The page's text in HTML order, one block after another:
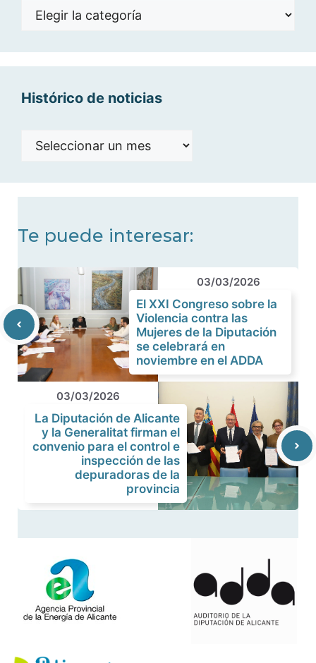
Noticias
Histórico de noticias
Histórico
Te puede interesar:
03/03/2026
El XXI Congreso sobre la
Violencia contra las
Mujeres de la Diputación
se celebrará en
noviembre en el ADDA
03/03/2026
La Diputación de Alicante
y la Generalitat firman el
convenio para el control e
inspección de las
depuradoras de la
provincia